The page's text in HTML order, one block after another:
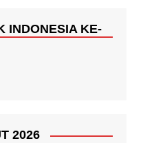
INDONESIA KE-
2026